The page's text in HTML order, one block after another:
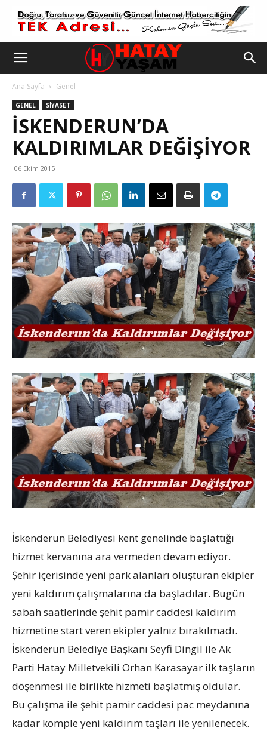
Ana Sayfa Genel
GENEL SIYASET
İSKENDERUN’DA
KALDIRIMLAR DEĞIŞIYOR
06 Ekim 2015
İskenderun Belediyesi kent genelinde başlattığı
hizmet kervanına ara vermeden devam ediyor.
Şehir içerisinde yeni park alanları oluşturan ekipler
yeni kaldırım çalışmalarına da başladılar. Bugün
sabah saatlerinde şehit pamir caddesi kaldırım
hizmetine start veren ekipler yalnız bırakılmadı.
İskenderun Belediye Başkanı Seyfi Dingil ile Ak
Parti Hatay Milletvekili Orhan Karasayar ilk taşların
döşenmesi ile birlikte hizmeti başlatmış oldular.
Bu çalışma ile şehit pamir caddesi pac meydanına
kadar komple yeni kaldırım taşları ile yenilenecek.